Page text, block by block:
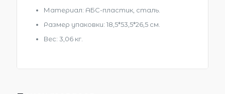
Материал: АБС-пластик, сталь.
Размер упаковки: 18,5*53,5*26,5 см.
Вес: 3,06 кг.